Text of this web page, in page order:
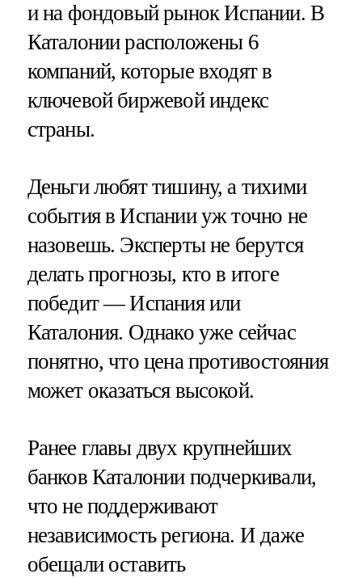
и на фондовый рынок Испании. В
Каталонии расположены 6
компаний, которые входят в
ключевой биржевой индекс
страны.
Деньги любят тишину, а тихими
события в Испании уж точно не
назовешь. Эксперты не берутся
делать прогнозы, кто в итоге
победит — Испания или
Каталония. Однако уже сейчас
понятно, что цена противостояния
может оказаться высокой.
Ранее главы двух крупнейших
банков Каталонии подчеркивали,
что не поддерживают
независимость региона. И даже
обещали оставить